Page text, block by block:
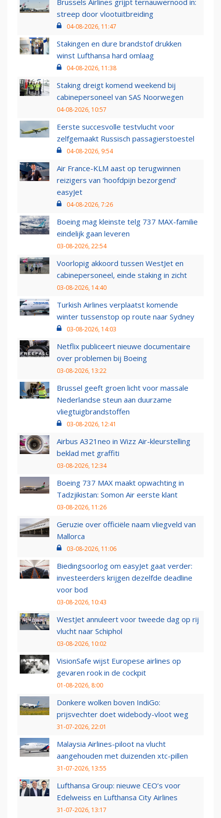
Brussels Airlines grijpt ternauwernood in:
streep door vlootuitbreiding
04-08-2026, 11:47
Stakingen en dure brandstof drukken
winst Lufthansa hard omlaag
04-08-2026, 11:38
Staking dreigt komend weekend bij
cabinepersoneel van SAS Noorwegen
04-08-2026, 10:57
Eerste succesvolle testvlucht voor
zelfgemaakt Russisch passagierstoestel
04-08-2026, 9:54
Air France-KLM aast op terugwinnen
reizigers van ‘hoofdpijn bezorgend’
easyJet
04-08-2026, 7:26
Boeing mag kleinste telg 737 MAX-familie
eindelijk gaan leveren
03-08-2026, 22:54
Voorlopig akkoord tussen WestJet en
cabinepersoneel, einde staking in zicht
03-08-2026, 14:40
Turkish Airlines verplaatst komende
winter tussenstop op route naar Sydney
03-08-2026, 14:03
Netflix publiceert nieuwe documentaire
over problemen bij Boeing
03-08-2026, 13:22
Brussel geeft groen licht voor massale
Nederlandse steun aan duurzame
vliegtuigbrandstoffen
03-08-2026, 12:41
Airbus A321neo in Wizz Air-kleurstelling
beklad met graffiti
03-08-2026, 12:34
Boeing 737 MAX maakt opwachting in
Tadzjikistan: Somon Air eerste klant
03-08-2026, 11:26
Geruzie over officiële naam vliegveld van
Mallorca
03-08-2026, 11:06
Biedingsoorlog om easyJet gaat verder:
investeerders krijgen dezelfde deadline
voor bod
03-08-2026, 10:43
WestJet annuleert voor tweede dag op rij
vlucht naar Schiphol
03-08-2026, 10:02
VisionSafe wijst Europese airlines op
gevaren rook in de cockpit
01-08-2026, 8:00
Donkere wolken boven IndiGo:
prijsvechter doet widebody-vloot weg
31-07-2026, 22:01
Malaysia Airlines-piloot na vlucht
aangehouden met duizenden xtc-pillen
31-07-2026, 13:55
Lufthansa Group: nieuwe CEO’s voor
Edelweiss en Lufthansa City Airlines
31-07-2026, 13:17